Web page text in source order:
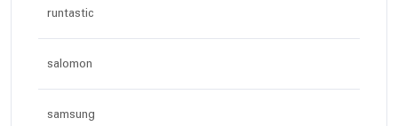
runtastic
salomon
samsung